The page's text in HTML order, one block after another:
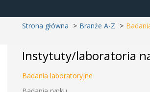
Strona główna Branże A-Z
Instytuty/laboratoria
Badania laboratoryjne